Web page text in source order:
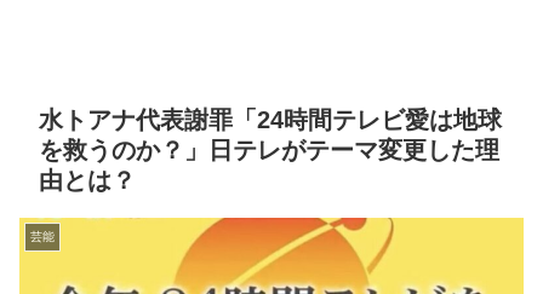
水トアナ代表謝罪「24時間テレビ愛は地球
を救うのか？」日テレがテーマ変更した理
由とは？
芸能